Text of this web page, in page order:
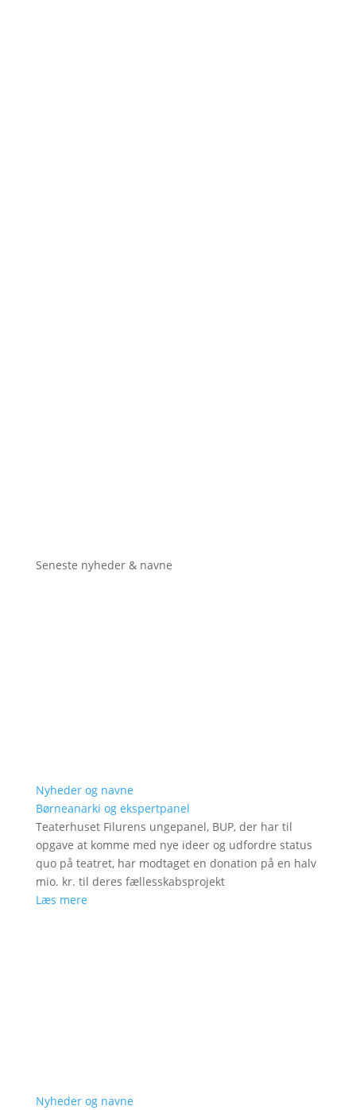
Seneste nyheder & navne
Nyheder og navne
Børneanarki og ekspertpanel
Teaterhuset Filurens ungepanel, BUP, der har til
opgave at komme med nye ideer og udfordre status
quo på teatret, har modtaget en donation på en halv
mio. kr. til deres fællesskabsprojekt
Læs mere
Nyheder og navne